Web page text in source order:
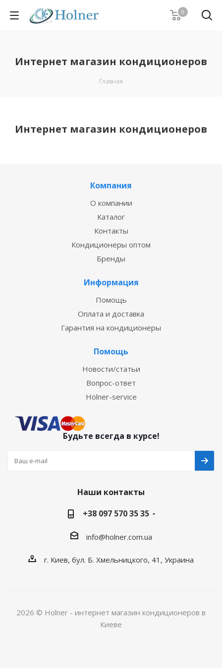
0
Интернет магазин кондиционеров
Главная
Интернет магазин кондиционеров
Компания
О компании
Каталог
Контакты
Кондиционеры оптом
Бренды
Информация
Помощь
Оплата и доставка
Гарантия на кондиционеры
Помощь
Новости/статьи
Вопрос-ответ
Holner-service
Будьте всегда в курсе!
Наши контакты
+38 097 570 35 35
info@holner.com.ua
г. Киев, бул. Б. Хмельницкого, 41, Украина
2026 © Holner - интернет магазин кондиционеров в
Киеве